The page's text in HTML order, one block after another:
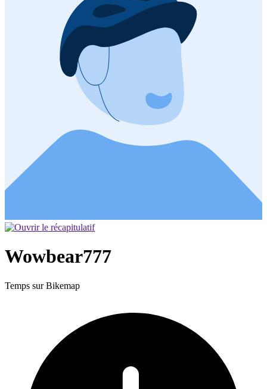
Wowbear777
Temps sur Bikemap